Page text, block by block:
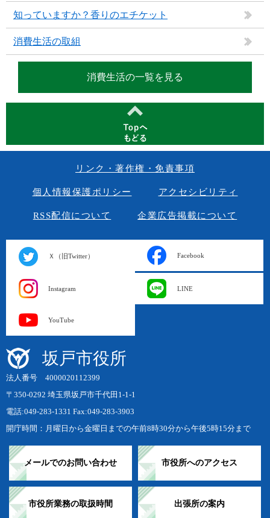
知っていますか？香りのエチケット
消費生活の取組
消費生活の一覧を見る
リンク・著作権・免責事項
個人情報保護ポリシー アクセシビリティ
RSS配信について 企業広告掲載について
Ｘ（旧Twitter） Facebook
Instagram LINE
YouTube
坂戸市役所
法人番号 4000020112399
〒350-0292 埼玉県坂戸市千代田1-1-1
電話:049-283-1331 Fax:049-283-3903
開庁時間：月曜日から金曜日までの午前8時30分から午後5時15分まで
メールでのお問い合わせ 市役所へのアクセス
市役所業務の取扱時間 出張所の案内